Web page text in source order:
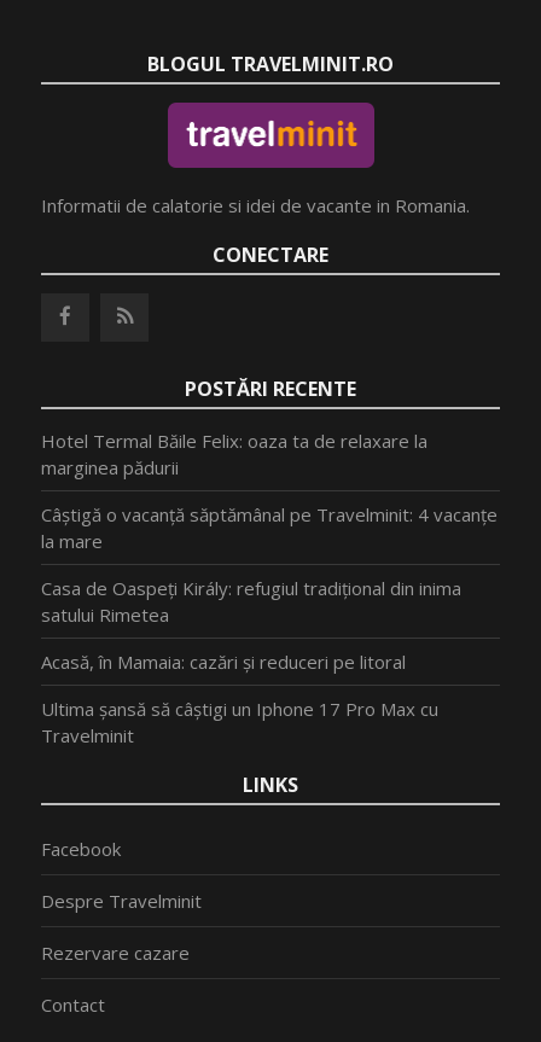
BLOGUL TRAVELMINIT.RO
Informatii de calatorie si idei de vacante in Romania.
CONECTARE
POSTĂRI RECENTE
Hotel Termal Băile Felix: oaza ta de relaxare la
marginea pădurii
Câștigă o vacanță săptămânal pe Travelminit: 4 vacanțe
la mare
Casa de Oaspeți Király: refugiul tradițional din inima
satului Rimetea
Acasă, în Mamaia: cazări și reduceri pe litoral
Ultima șansă să câștigi un Iphone 17 Pro Max cu
Travelminit
LINKS
Facebook
Despre Travelminit
Rezervare cazare
Contact